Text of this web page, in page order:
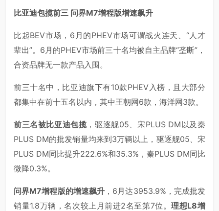
比亚迪包揽前三 问界M7增程版增速飙升
比起BEV市场，6月的PHEV市场可谓战火连天、“人才
辈出”。6月的PHEV市场前三十名均被自主品牌“垄断”，
合资品牌无一款产品入围。
前三十名中，比亚迪旗下有10款PHEV入榜，且大部分
都集中在前十五名以内，其中王朝网6款，海洋网3款。
前三名被比亚迪包揽 ，驱逐舰05、宋PLUS DM以及秦
PLUS DM的批发销量均来到3万辆以上，驱逐舰05、宋
PLUS DM同比提升222.6%和35.3%，秦PLUS DM同比
微降0.3%。
问界M7增程版的增速飙升 ，6月达3953.9%，完成批发
销量1.8万辆，名次较上月前进2名至第7位。理想L8增